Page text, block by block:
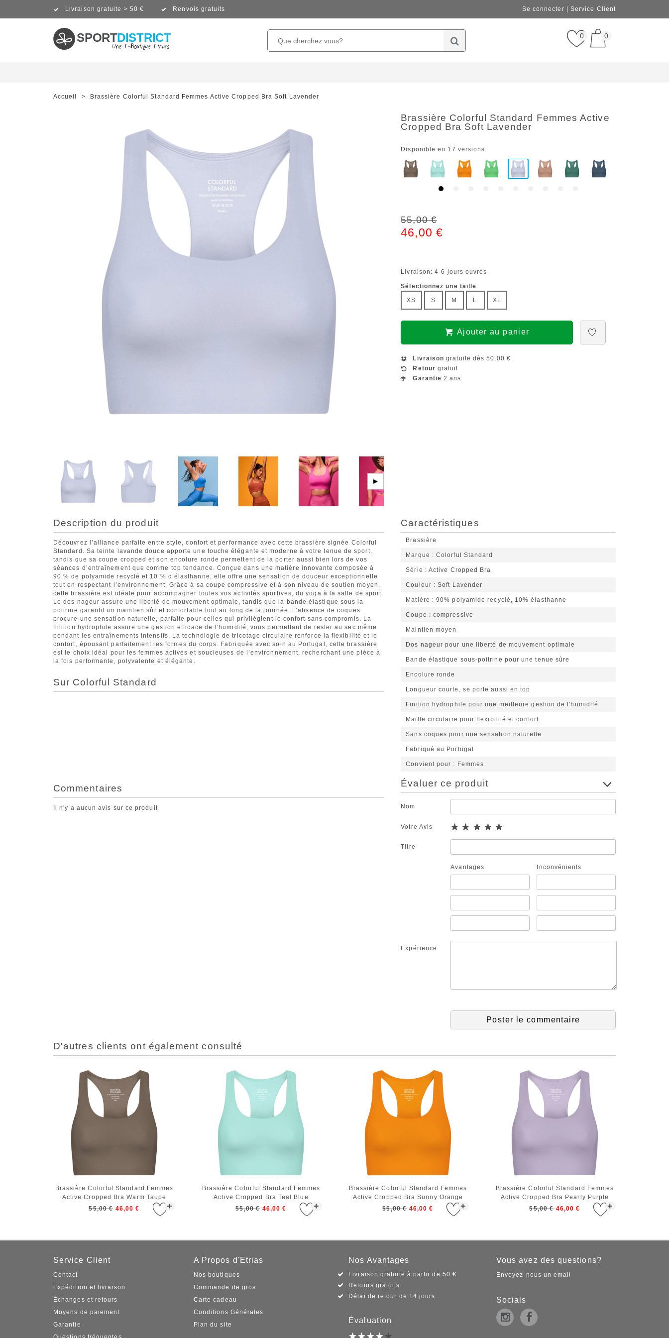
Livraison gratuite > 50 € Renvois gratuits Se connecter Service Client
SPORTDISTRICT 0 0
Accueil > Brassière Colorful Standard Femmes Active Cropped Bra Soft Lavender
▶
Brassière Colorful Standard Femmes Active
Cropped Bra Soft Lavender
Disponible en 17 versions:
55,00 €
46,00 €
Livraison: 4-6 jours ouvrés
Sélectionnez une taille
XS
S M L XL
Ajouter au panier
Livraison gratuite dès 50,00 €
Retour gratuit
Garantie 2 ans
Description du produit
Découvrez l’alliance parfaite entre style, confort et performance avec cette brassière signée Colorful
Standard. Sa teinte lavande douce apporte une touche élégante et moderne à votre tenue de sport,
tandis que sa coupe cropped et son encolure ronde permettent de la porter aussi bien lors de vos
séances d’entraînement que comme top tendance. Conçue dans une matière innovante composée à
90 % de polyamide recyclé et 10 % d’élasthanne, elle offre une sensation de douceur exceptionnelle
tout en respectant l’environnement. Grâce à sa coupe compressive et à son niveau de soutien moyen,
cette brassière est idéale pour accompagner toutes vos activités sportives, du yoga à la salle de sport.
Le dos nageur assure une liberté de mouvement optimale, tandis que la bande élastique sous la
poitrine garantit un maintien sûr et confortable tout au long de la journée. L’absence de coques
procure une sensation naturelle, parfaite pour celles qui privilégient le confort sans compromis. La
finition hydrophile assure une gestion efficace de l’humidité, vous permettant de rester au sec même
pendant les entraînements intensifs. La technologie de tricotage circulaire renforce la flexibilité et le
confort, épousant parfaitement les formes du corps. Fabriquée avec soin au Portugal, cette brassière
est le choix idéal pour les femmes actives et soucieuses de l’environnement, recherchant une pièce à
la fois performante, polyvalente et élégante.
Sur Colorful Standard
Caractéristiques
Brassière
Marque Colorful Standard
Série Active Cropped Bra
Couleur Soft Lavender
Matière 90% polyamide recyclé, 10% élasthanne
Coupe compressive
Maintien moyen
Dos nageur pour une liberté de mouvement optimale
Bande élastique sous-poitrine pour une tenue sûre
Encolure ronde
Longueur courte, se porte aussi en top
Finition hydrophile pour une meilleure gestion de l'humidité
Maille circulaire pour flexibilité et confort
Sans coques pour une sensation naturelle
Fabriqué au Portugal
Convient pour Femmes
Commentaires
Il n'y a aucun avis sur ce produit
Évaluer ce produit
Nom
Votre Avis
Titre
Avantages Inconvénients
Expérience
Poster le commentaire
D'autres clients ont également consulté
+
Brassière Colorful Standard Femmes
Active Cropped Bra Warm Taupe
55,00 € 46,00 € +
Brassière Colorful Standard Femmes
Active Cropped Bra Teal Blue
55,00 € 46,00 € +
Brassière Colorful Standard Femmes
Active Cropped Bra Sunny Orange
55,00 € 46,00 € +
Brassière Colorful Standard Femmes
Active Cropped Bra Pearly Purple
55,00 € 46,00 €
Service Client
Contact
Expédition et livraison
Échanges et retours
Moyens de paiement
Garantie
A Propos d'Etrias
Nos boutiques
Commande de gros
Carte cadeau
Conditions Générales
Plan du site
Nos Avantages
Livraison gratuite à partir de 50 €
Retours gratuits
Délai de retour de 14 jours
Évaluation
Vous avez des questions?
Envoyez-nous un email
Socials